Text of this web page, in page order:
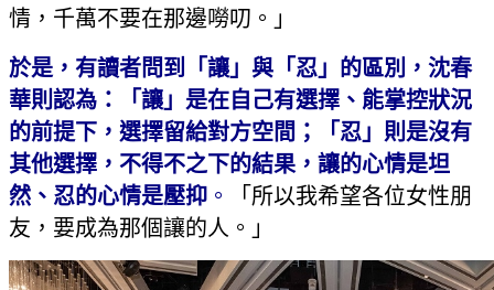
情，千萬不要在那邊嘮叨。」
於是，有讀者問到「讓」與「忍」的區別，沈春
華則認為：「讓」是在自己有選擇、能掌控狀況
的前提下，選擇留給對方空間；「忍」則是沒有
其他選擇，不得不之下的結果，讓的心情是坦
然、忍的心情是壓抑 。
「所以我希望各位女性朋
友，要成為那個讓的人。」